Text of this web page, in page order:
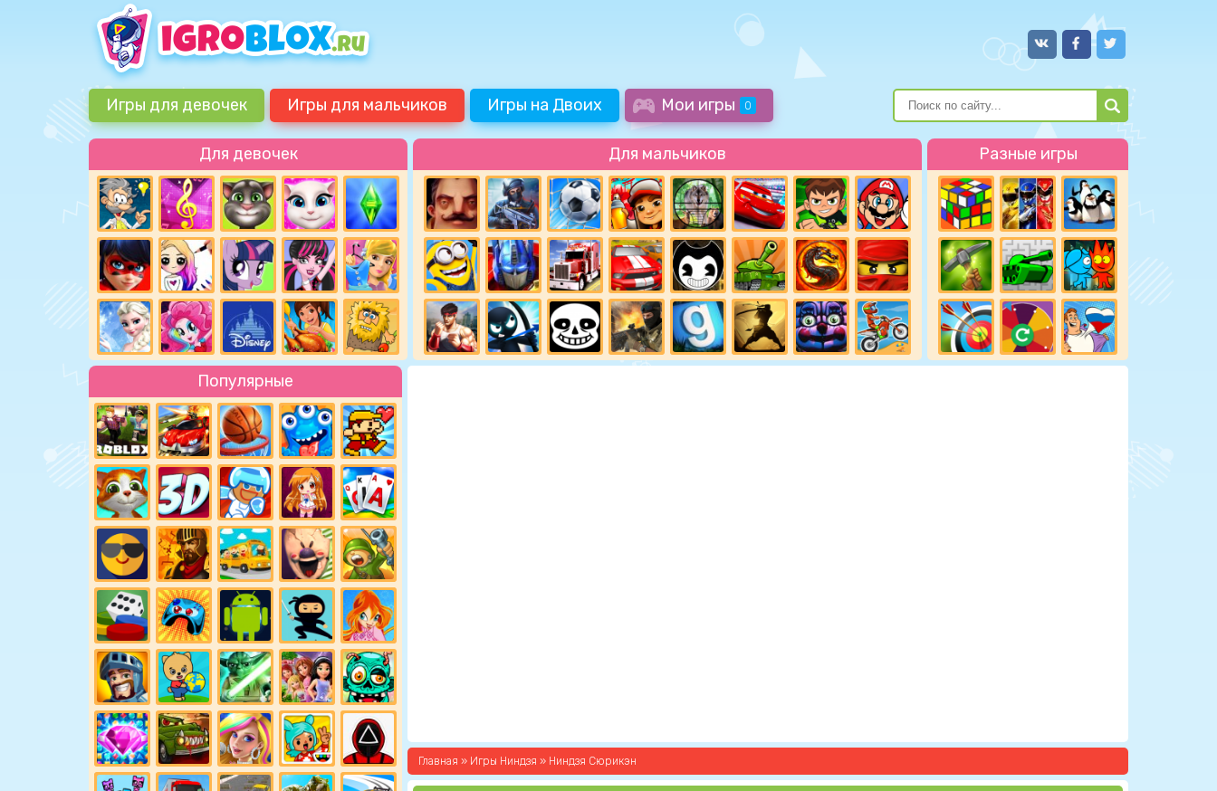
Игры для девочек Игры для мальчиков Игры на Двоих Мои игры 0
Для девочек Для мальчиков Разные игры
Популярные
Главная » Игры Ниндзя » Ниндзя Сюрикэн